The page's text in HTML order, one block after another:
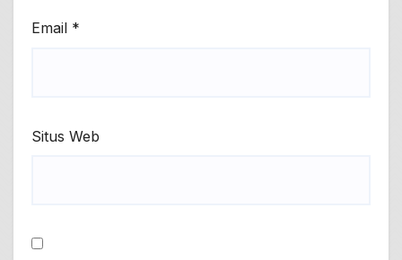
Email *
Situs Web